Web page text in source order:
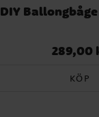
DIY
Pris:
289,00
KÖP